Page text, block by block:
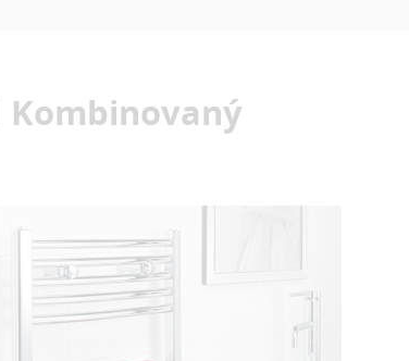
Kombinovaný